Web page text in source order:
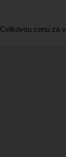
Celkovou cenu za